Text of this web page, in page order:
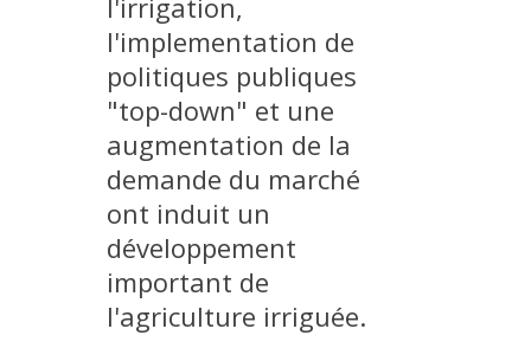
PRODUCTION
MÉTHODES ET OUTILS
LOGICIELS
PUBLICATIONS SUR HAL
WORKING PAPERS
NOTES THÉMATIQUES
l'irrigation,
l'implementation de
politiques publiques
"top-down" et une
augmentation de la
demande du marché
ont induit un
développement
important de
l'agriculture irriguée.